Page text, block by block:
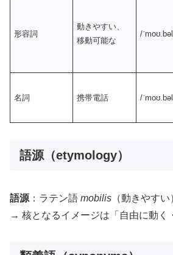
形容詞
動きやすい、
移動可能な
/
名詞 携帯電話 /
語源（etymology）
語源 ：ラテン語 mobilis （動きやすい
→ 核となるイメージは「自由に動く